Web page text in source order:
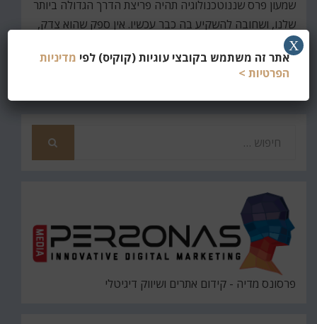
שמעון פרס שננוטכנולוגיה תהיה פריצת הדרך הגדולה ביותר
שלנו, ושחובה להשקיע בה כבר עכשיו. אין ספק שהוא צדק,
אבל בינתיים פריצת…
קרא עוד
פרסונס מדיה - קידום אתרים ושיווק דיגיטלי
אתר זה משתמש בקובצי עוגיות (קוקיס) לפי מדיניות
הפרטיות >
X